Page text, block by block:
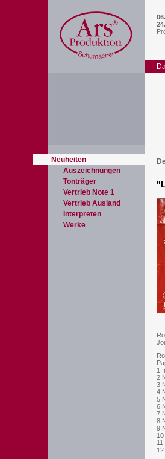
Neuheiten
Auszeichnungen
Tonträger
Vertrieb Note 1
Vertrieb Ausland
Interpreten
Werke
"
1
2
3
4
5
6
7
8
9